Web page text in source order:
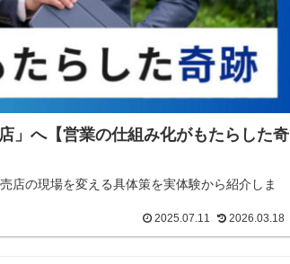
」へ【営業の仕組み化がもたらした奇
店の現場を変える具体策を実体験から紹介しま
2025.07.11 2026.03.18